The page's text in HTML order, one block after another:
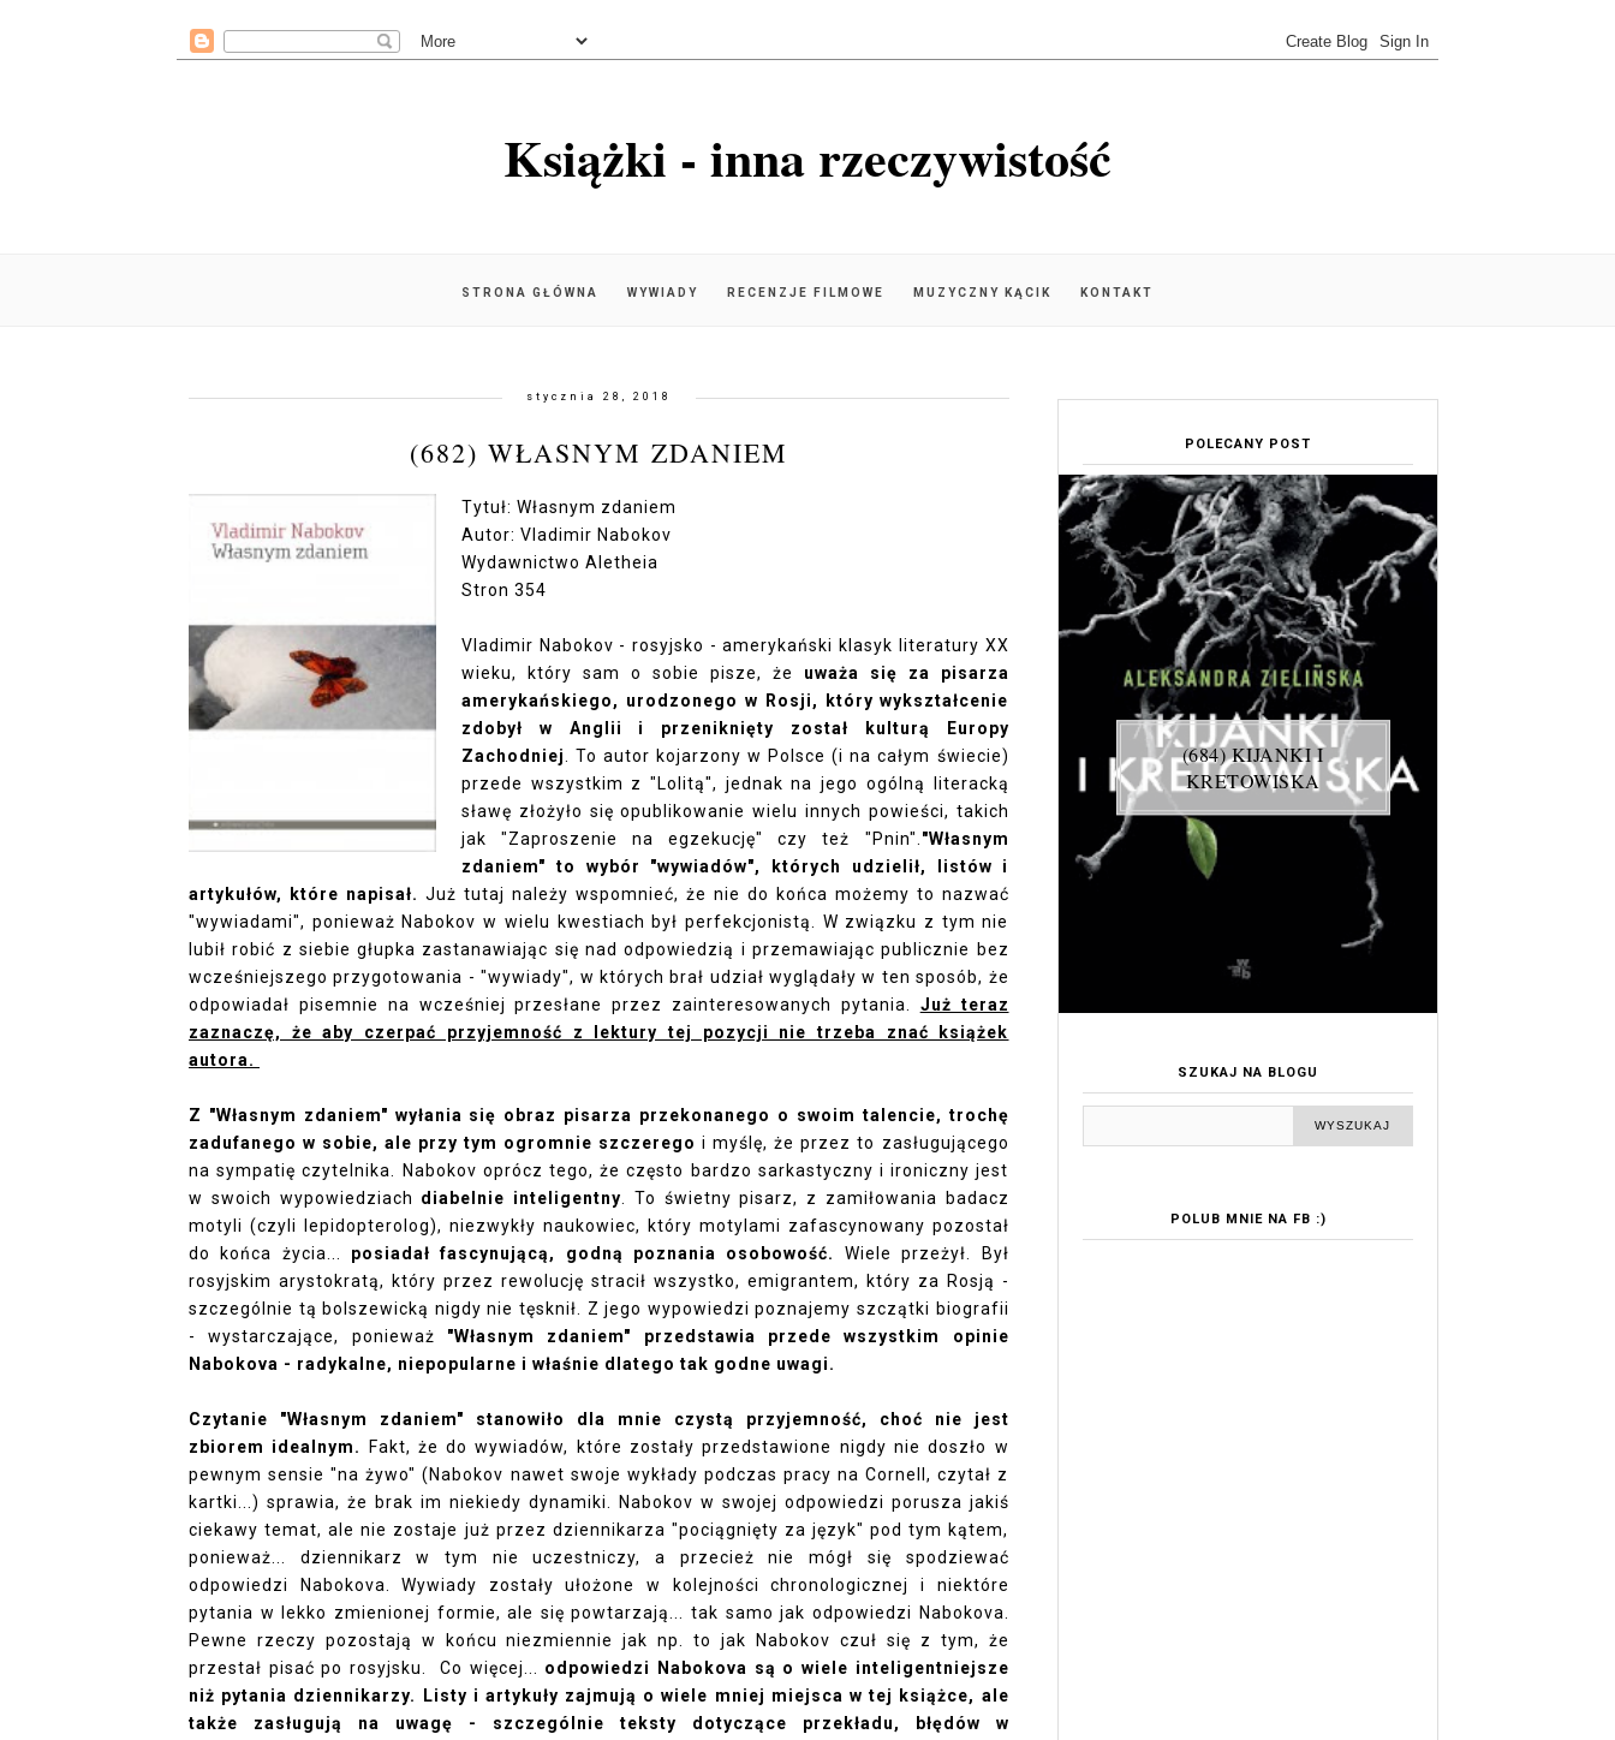
Książki - inna rzeczywistość
STRONA GŁÓWNA WYWIADY RECENZJE FILMOWE MUZYCZNY KĄCIK KONTAKT
stycznia 28, 2018
(682) WŁASNYM ZDANIEM
Tytuł: Własnym zdaniem
Autor: Vladimir Nabokov
Wydawnictwo Aletheia
Stron 354
Vladimir Nabokov - rosyjsko - amerykański klasyk literatury XX
wieku, który sam o sobie pisze, że
uważa się za pisarza
amerykańskiego, urodzonego w Rosji, który wykształcenie
zdobył w Anglii i przeniknięty został kulturą Europy
Zachodniej
. To autor kojarzony w Polsce (i na całym świecie)
przede wszystkim z "Lolitą", jednak na jego ogólną literacką
sławę złożyło się opublikowanie wielu innych powieści, takich
jak "Zaproszenie na egzekucję" czy też "Pnin". "Własnym
zdaniem" to wybór "wywiadów", których udzielił, listów i
artykułów, które napisał. Już tutaj należy wspomnieć, że nie do końca możemy to nazwać
"wywiadami", ponieważ Nabokov w wielu kwestiach był perfekcjonistą. W związku z tym nie
lubił robić z siebie głupka zastanawiając się nad odpowiedzią i przemawiając publicznie bez
wcześniejszego przygotowania - "wywiady", w których brał udział wyglądały w ten sposób, że
odpowiadał pisemnie na wcześniej przesłane przez zainteresowanych pytania. Już teraz
zaznaczę, że aby czerpać przyjemność z lektury tej pozycji nie trzeba znać książek
autora.
Z "Własnym zdaniem" wyłania się obraz pisarza przekonanego o swoim talencie, trochę
zadufanego w sobie, ale przy tym ogromnie szczerego i myślę, że przez to zasługującego
na sympatię czytelnika. Nabokov oprócz tego, że często bardzo sarkastyczny i ironiczny jest
w swoich wypowiedziach diabelnie inteligentny . To świetny pisarz, z zamiłowania badacz
motyli (czyli lepidopterolog), niezwykły naukowiec, który motylami zafascynowany pozostał
do końca życia... posiadał fascynującą, godną poznania osobowość. Wiele przeżył. Był
rosyjskim arystokratą, który przez rewolucję stracił wszystko, emigrantem, który za Rosją -
szczególnie tą bolszewicką nigdy nie tęsknił. Z jego wypowiedzi poznajemy szczątki biografii
- wystarczające, ponieważ "Własnym zdaniem" przedstawia przede wszystkim opinie
Nabokova - radykalne, niepopularne i właśnie dlatego tak godne uwagi.
Czytanie "Własnym zdaniem" stanowiło dla mnie czystą przyjemność, choć nie jest
zbiorem idealnym.
Fakt, że do wywiadów, które zostały przedstawione nigdy nie doszło w
pewnym sensie "na żywo" (Nabokov nawet swoje wykłady podczas pracy na Cornell, czytał z
kartki...) sprawia, że brak im niekiedy dynamiki. Nabokov w swojej odpowiedzi porusza jakiś
ciekawy temat, ale nie zostaje już przez dziennikarza "pociągnięty za język" pod tym kątem,
ponieważ... dziennikarz w tym nie uczestniczy, a przecież nie mógł się spodziewać
odpowiedzi Nabokova. Wywiady zostały ułożone w kolejności chronologicznej i niektóre
pytania w lekko zmienionej formie, ale się powtarzają... tak samo jak odpowiedzi Nabokova.
Pewne rzeczy pozostają w końcu niezmiennie jak np. to jak Nabokov czuł się z tym, że
przestał pisać po rosyjsku. Co więcej... odpowiedzi Nabokova są o wiele inteligentniejsze
niż pytania dziennikarzy. Listy i artykuły zajmują o wiele mniej miejsca w tej książce, ale
także zasługują na uwagę - szczególnie teksty dotyczące przekładu, błędów w
POLECANY POST
(684) KIJANKI I
KRETOWISKA
SZUKAJ NA BLOGU
POLUB MNIE NA FB :)